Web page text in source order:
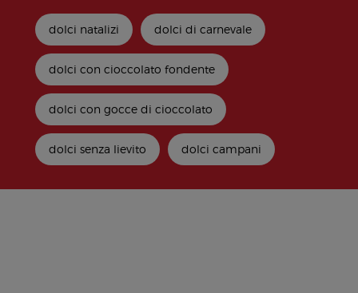
dolci natalizi dolci di carnevale
dolci con cioccolato fondente
dolci con gocce di cioccolato
dolci senza lievito dolci campani